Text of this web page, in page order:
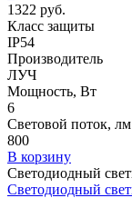
1322 руб.
Класс защиты
IP54
Производитель
ЛУЧ
Мощность, Вт
6
Световой поток, лм
800
В корзину
Светодиодный
Светодиодный